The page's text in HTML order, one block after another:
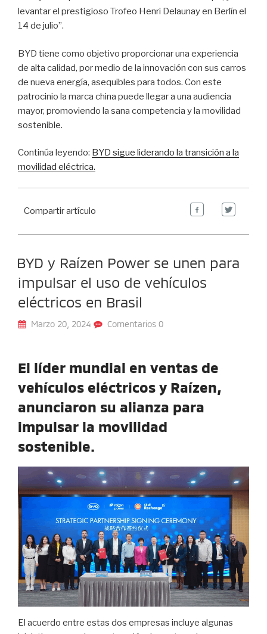
levantar el prestigioso Trofeo Henri Delaunay en Berlín el
14 de julio”.
BYD tiene como objetivo proporcionar una experiencia
de alta calidad, por medio de la innovación con sus carros
de nueva energía, asequibles para todos. Con este
patrocinio la marca china puede llegar a una audiencia
mayor, promoviendo la sana competencia y la movilidad
sostenible.
Continúa leyendo: BYD sigue liderando la transición a la
movilidad eléctrica.
Compartir artículo
BYD y Raízen Power se unen para
impulsar el uso de vehículos
eléctricos en Brasil
Marzo 20, 2024 Comentarios 0
El líder mundial en ventas de
vehículos eléctricos y Raízen,
anunciaron su alianza para
impulsar la movilidad
sostenible.
El acuerdo entre estas dos empresas incluye algunas